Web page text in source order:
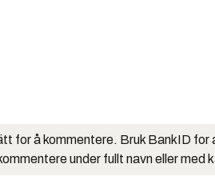
for å kommentere. Bruk BankID for
under fullt navn eller med